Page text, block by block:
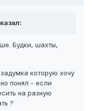
Будки, шахты,
которую хочу
понял - если
на разную
?